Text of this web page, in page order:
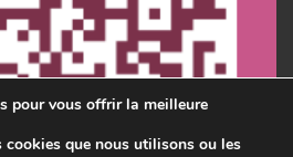
pour vous offrir la meilleure
cookies que nous utilisons ou les